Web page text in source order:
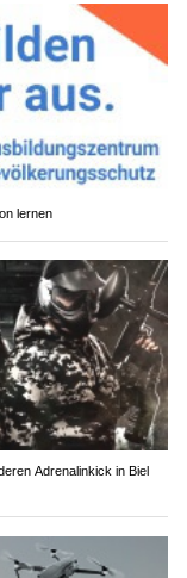
lernen
Adrenalinkick in Biel